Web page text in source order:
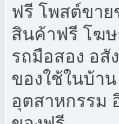
ฟรี โพสต์ขา
สินค้าฟรี โฆ
รถมือสอง อสั
ของใช้ในบ้า
อุตสาหกรรม